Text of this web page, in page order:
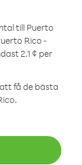
till Puerto
Rico -
2.1 ¢ per
få de bästa